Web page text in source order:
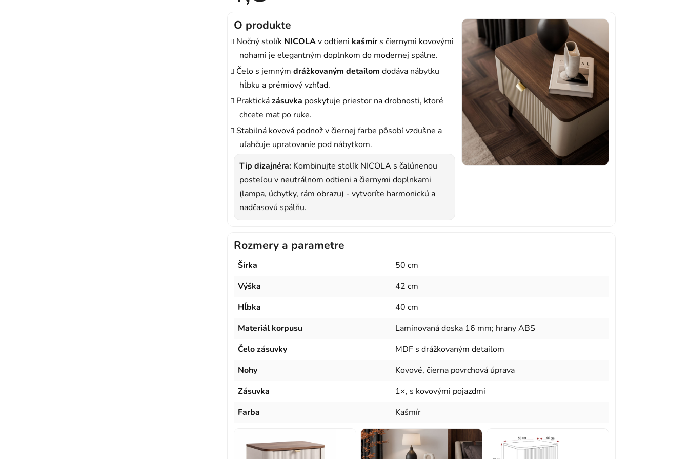
z
5
hviezdičiek.
O produkte
Nočný stolík NICOLAv odtieni kašmírs čiernymi kovovými
nohami je elegantným doplnkom do modernej spálne.
Čelo s jemným drážkovaným detailom dodáva nábytku
hĺbku a prémiový vzhľad.
Praktickázásuvka poskytuje priestor na drobnosti, ktoré
chcete mať po ruke.
Stabilná kovová podnož v čiernej farbe pôsobí vzdušne a
uľahčuje upratovanie pod nábytkom.
Tip dizajnéra: Kombinujte stolík NICOLA s čalúnenou
posteľou v neutrálnom odtieni a čiernymi doplnkami
(lampa, úchytky, rám obrazu) - vytvoríte harmonickú a
nadčasovú spálňu.
Rozmery a parametre
Šírka
50 cm
Výška
42 cm
Hĺbka
40 cm
Materiál korpusu
Laminovaná doska 16 mm; hrany ABS
Čelo zásuvky
MDF s drážkovaným detailom
Nohy
Kovové, čierna povrchová úprava
Zásuvka
1×, s kovovými pojazdmi
Farba
Kašmír